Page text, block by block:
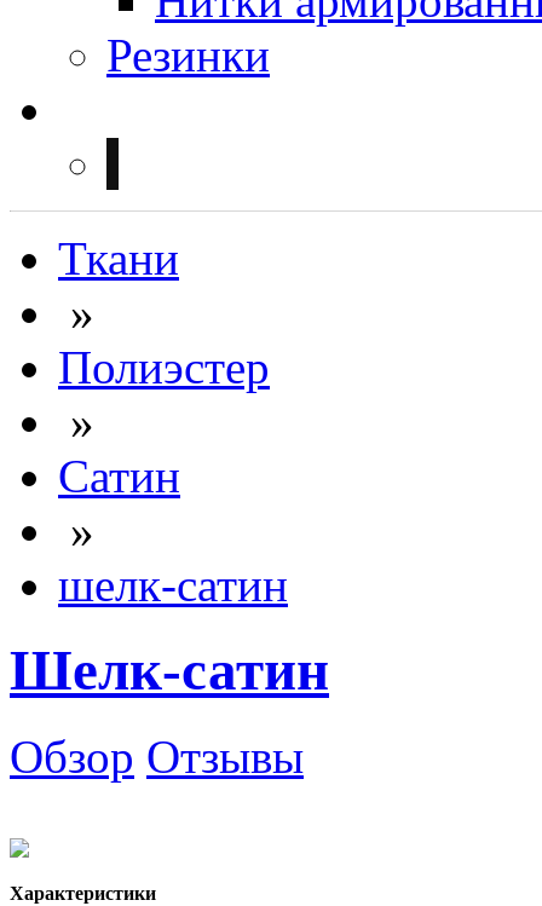
Резинки
Ткани
»
Полиэстер
»
Сатин
»
шелк-сатин
Шелк-сатин
Обзор Отзывы
Характеристики